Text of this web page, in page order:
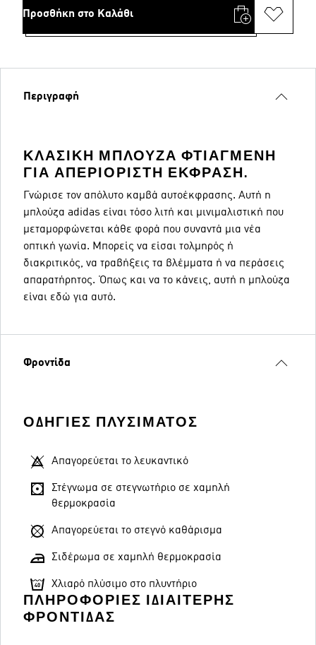
Προσθήκη στο Καλάθι
Περιγραφή
ΚΛΑΣΙΚΉ ΜΠΛΟΎΖΑ ΦΤΙΑΓΜΈΝΗ
ΓΙΑ ΑΠΕΡΙΌΡΙΣΤΗ ΈΚΦΡΑΣΗ.
Γνώρισε τον απόλυτο καμβά αυτοέκφρασης. Αυτή η
μπλούζα adidas είναι τόσο λιτή και μινιμαλιστική που
μεταμορφώνεται κάθε φορά που συναντά μια νέα
οπτική γωνία. Μπορείς να είσαι τολμηρός ή
διακριτικός, να τραβήξεις τα βλέμματα ή να περάσεις
απαρατήρητος. Όπως και να το κάνεις, αυτή η μπλούζα
είναι εδώ για αυτό.
Φροντίδα
ΟΔΗΓΊΕΣ ΠΛΥΣΊΜΑΤΟΣ
Απαγορεύεται το λευκαντικό
Στέγνωμα σε στεγνωτήριο σε χαμηλή
θερμοκρασία
Απαγορεύεται το στεγνό καθάρισμα
Σιδέρωμα σε χαμηλή θερμοκρασία
Χλιαρό πλύσιμο στο πλυντήριο
ΠΛΗΡΟΦΟΡΊΕΣ ΙΔΙΑΊΤΕΡΗΣ
ΦΡΟΝΤΊΔΑΣ